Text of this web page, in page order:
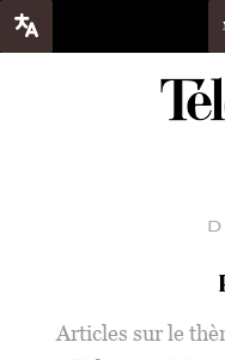
Articles sur le